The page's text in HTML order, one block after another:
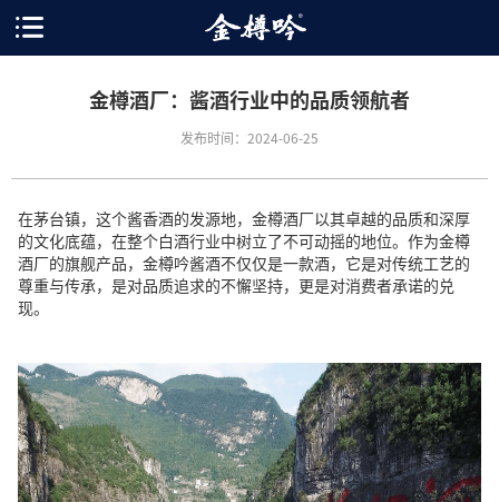
金樽酒厂：酱酒行业中的品质领航者
发布时间：2024-06-25
在茅台镇，这个酱香酒的发源地，金樽酒厂以其卓越的品质和深厚
的文化底蕴，在整个白酒行业中树立了不可动摇的地位。作为金樽
酒厂的旗舰产品，金樽吟酱酒不仅仅是一款酒，它是对传统工艺的
尊重与传承，是对品质追求的不懈坚持，更是对消费者承诺的兑
现。